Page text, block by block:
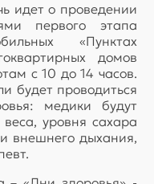
идет о проведении
первого этапа
«Пунктах
домов
с 10 до 14 часов.
будет проводиться
медики будут
уровня сахара
внешнего дыхания,